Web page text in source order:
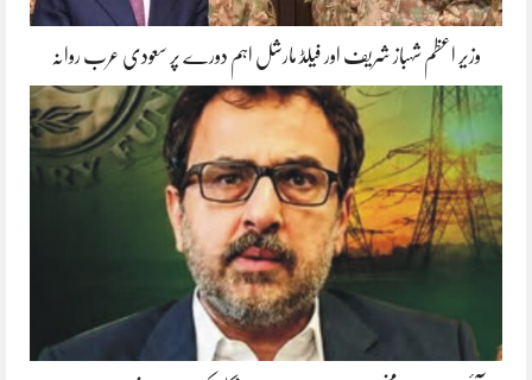
وزیر اعظم شہباز شریف اور فیلڈ مارشل اہم دورے پر سعودی عرب روانہ